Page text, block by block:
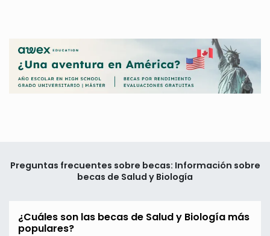
Preguntas frecuentes sobre becas: Información sobre
becas de Salud y Biología
¿Cuáles son las becas de Salud y Biología más
populares?